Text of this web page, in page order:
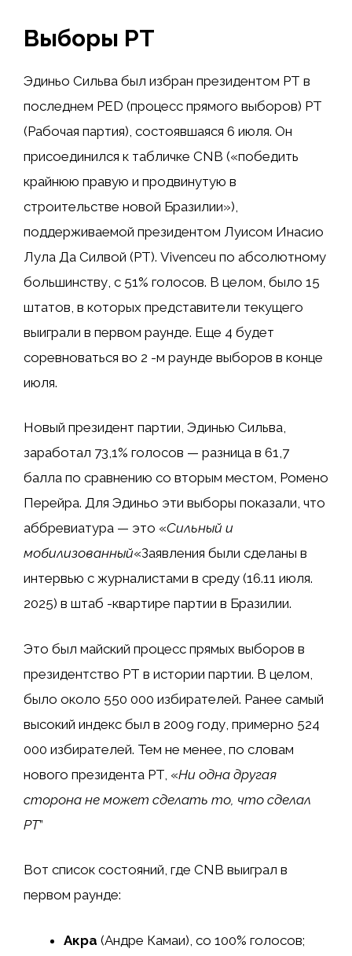
Выборы PT
Эдиньо Сильва был избран президентом PT в
последнем PED (процесс прямого выборов) PT
(Рабочая партия), состоявшаяся 6 июля. Он
присоединился к табличке CNB («победить
крайнюю правую и продвинутую в
строительстве новой Бразилии»),
поддерживаемой президентом Луисом Инасио
Лула Да Силвой (PT). Vivenceu по абсолютному
большинству, с 51% голосов. В целом, было 15
штатов, в которых представители текущего
выиграли в первом раунде. Еще 4 будет
соревноваться во 2 -м раунде выборов в конце
июля.
Новый президент партии, Эдинью Сильва,
заработал 73,1% голосов — разница в 61,7
балла по сравнению со вторым местом, Ромено
Перейра. Для Эдиньо эти выборы показали, что
аббревиатура — это «Сильный и
мобилизованный«Заявления были сделаны в
интервью с журналистами в среду (16.11 июля.
2025) в штаб -квартире партии в Бразилии.
Это был майский процесс прямых выборов в
президентство PT в истории партии. В целом,
было около 550 000 избирателей. Ранее самый
высокий индекс был в 2009 году, примерно 524
000 избирателей. Тем не менее, по словам
нового президента PT, «Ни одна другая
сторона не может сделать то, что сделал
PT”
Вот список состояний, где CNB выиграл в
первом раунде:
Акра (Андре Камаи), со 100% голосов;